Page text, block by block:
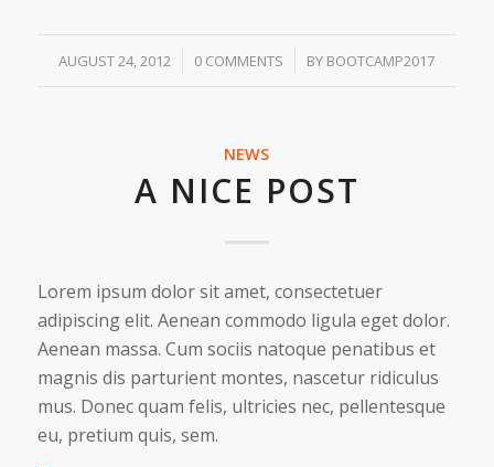
AUGUST 24, 2012
/ 0 COMMENTS
/ BY BOOTCAMP2017
NEWS
A NICE POST
Lorem ipsum dolor sit amet, consectetuer
adipiscing elit. Aenean commodo ligula eget dolor.
Aenean massa. Cum sociis natoque penatibus et
magnis dis parturient montes, nascetur ridiculus
mus. Donec quam felis, ultricies nec, pellentesque
eu, pretium quis, sem.